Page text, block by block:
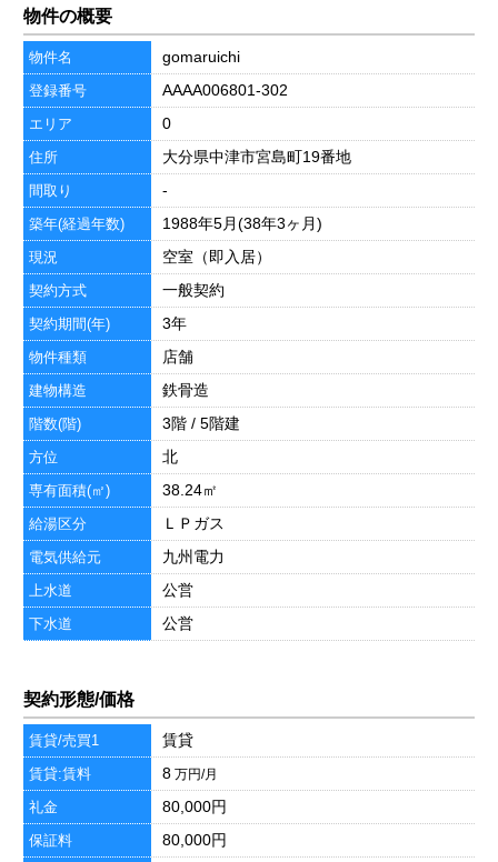
物件の概要
物件名 gomaruichi
登録番号 AAAA006801-302
エリア 0
住所 大分県中津市宮島町19番地
間取り -
築年(経過年数) 1988年5月(38年3ヶ月)
現況 空室（即入居）
契約方式 一般契約
契約期間(年) 3年
物件種類 店舗
建物構造 鉄骨造
階数(階) 3階 / 5階建
方位 北
専有面積(㎡) 38.24㎡
給湯区分 ＬＰガス
電気供給元 九州電力
上水道 公営
下水道 公営
契約形態/価格
賃貸/売買1 賃貸
賃貸:賃料 8 万円/月
礼金 80,000円
保証料 80,000円